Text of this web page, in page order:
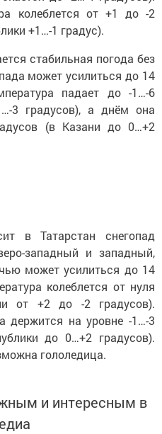
колеблется от +1 до -2
+1…-1 градус).
стабильная погода без
может усилиться до 14
падает до -1…-6
3 градусов), а днём она
(в Казани до 0…+2
в Татарстан снегопад
западный и западный,
может усилиться до 14
колеблется от нуля
от +2 до -2 градусов).
держится на уровне -1…-3
до 0…+2 градусов).
гололедица.
и интересным в